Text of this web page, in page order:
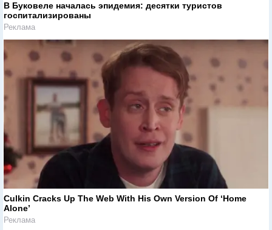
В Буковеле началась эпидемия: десятки туристов
госпитализированы
Реклама
Culkin Cracks Up The Web With His Own Version Of ‘Home
Alone’
Реклама